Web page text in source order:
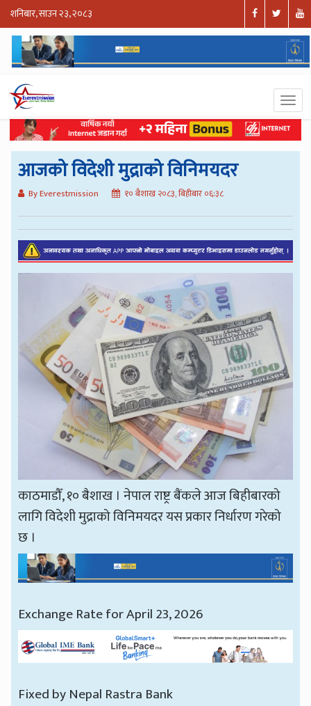
शनिबार, साउन २३, २०८३
आजको विदेशी मुद्राको विनिमयदर
By Everestmission १० बैशाख २०८३, बिहीबार ०६:३८
काठमाडौँ, १० बैशाख । नेपाल राष्ट्र बैंकले आज बिहीबारको
लागि विदेशी मुद्राको विनिमयदर यस प्रकार निर्धारण गरेको
छ ।
Exchange Rate for April 23, 2026
Fixed by Nepal Rastra Bank